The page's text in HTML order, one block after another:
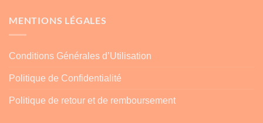
MENTIONS LÉGALES
Conditions Générales d’Utilisation
Politique de Confidentialité
Politique de retour et de remboursement